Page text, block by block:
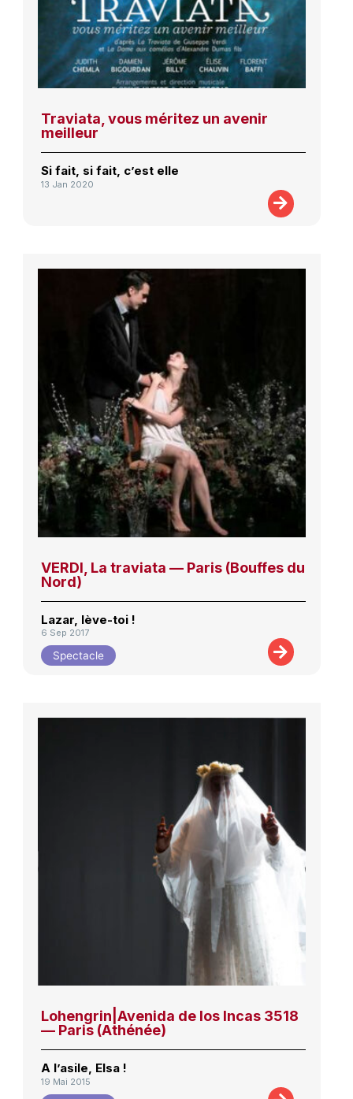
Traviata, vous méritez un avenir
meilleur
Si fait, si fait, c’est elle
13 Jan 2020
VERDI, La traviata — Paris (Bouffes du
Nord)
Lazar, lève-toi !
6 Sep 2017
Spectacle
Lohengrin|Avenida de los Incas 3518
— Paris (Athénée)
A l’asile, Elsa !
19 Mai 2015